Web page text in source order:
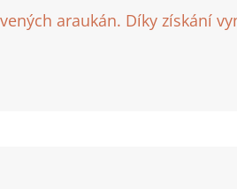
araukán. Díky získání